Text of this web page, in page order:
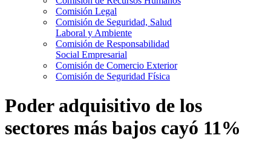
Comisión Legal
Comisión de Seguridad, Salud
Laboral y Ambiente
Comisión de Responsabilidad
Social Empresarial
Comisión de Comercio Exterior
Comisión de Seguridad Física
Poder adquisitivo de los
sectores más bajos cayó 11%